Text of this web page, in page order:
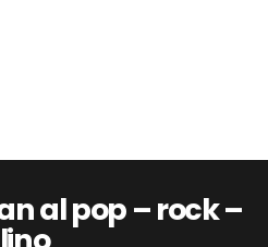
al pop – rock –